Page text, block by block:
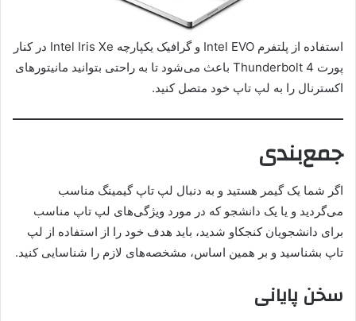
استفاده از پلتفرم Intel EVO و گرافیک یکپارچه Intel Iris Xe در کنار
پورت Thunderbolt 4 باعث می‌شود تا به راحتی بتوانید مانیتورهای
اکسترنال را به لپ تاپ خود متصل کنید.
جمع‌بندی
اگر شما یک گیمر هستید و به دنبال لپ تاپ گیمینگ مناسب
می‌گردید و یا یک دانشجو که در مورد ویژگی‌های لپ تاپ مناسب
برای دانشجویان کنجکاو شدید، باید هدف خود را از استفاده از لپ
تاپ بشناسید و بر همین اساس، مشخصه‌های لازم را شناسایی کنید.
سخن پایانی